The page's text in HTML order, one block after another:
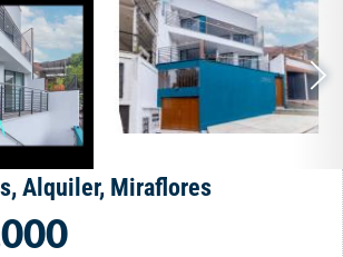
Alquiler, Miraflores